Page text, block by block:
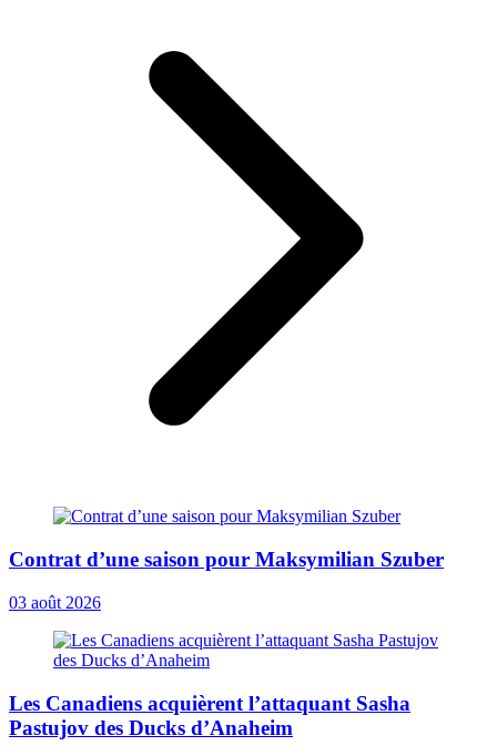
Contrat d’une saison pour Maksymilian Szuber
03 août 2026
Les Canadiens acquièrent l’attaquant Sasha
Pastujov des Ducks d’Anaheim